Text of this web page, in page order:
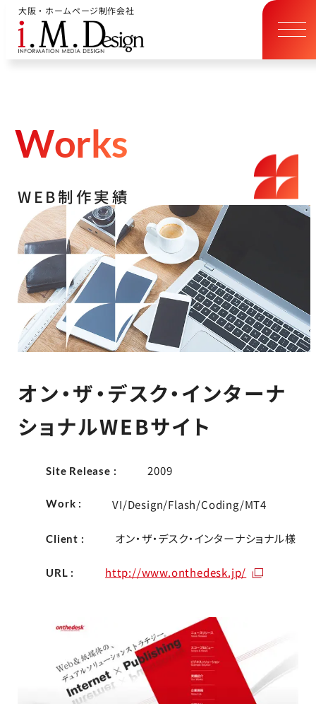
大阪・ホームページ制作会社
Works
WEB制作実績
オン・ザ・デスク・インターナ
ショナルWEBサイト
Site Release : 2009
Work : VI/Design/Flash/Coding/MT4
Client : オン・ザ・デスク・インターナショナル様
URL : http://www.onthedesk.jp/